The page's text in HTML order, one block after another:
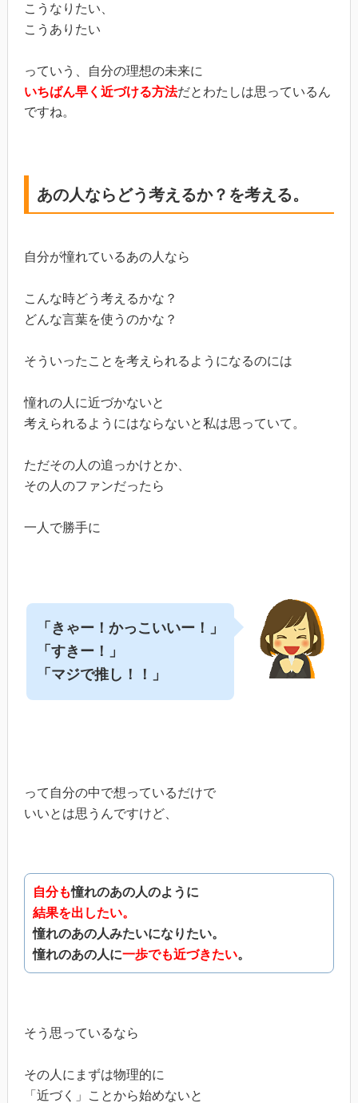
こうなりたい、
こうありたい
っていう、自分の理想の未来に
いちばん早く近づける方法だとわたしは思っているん
ですね。
あの人ならどう考えるか？を考える。
自分が憧れているあの人なら
こんな時どう考えるかな？
どんな言葉を使うのかな？
そういったことを考えられるようになるのには
憧れの人に近づかないと
考えられるようにはならないと私は思っていて。
ただその人の追っかけとか、
その人のファンだったら
一人で勝手に
「きゃー！かっこいいー！」
「すきー！」
「マジで推し！！」
って自分の中で想っているだけで
いいとは思うんですけど、
自分も憧れのあの人のように
結果を出したい。
憧れのあの人みたいになりたい。
憧れのあの人に一歩でも近づきたい。
そう思っているなら
その人にまずは物理的に
「近づく」ことから始めないと